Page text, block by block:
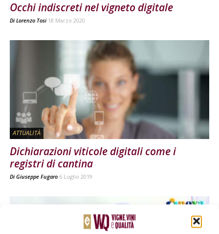
Occhi indiscreti nel vigneto digitale
Di Lorenzo Tosi 18 Marzo 2020
ATTUALITÀ
Dichiarazioni viticole digitali come i
registri di cantina
Di Giuseppe Fugaro 6 Luglio 2019